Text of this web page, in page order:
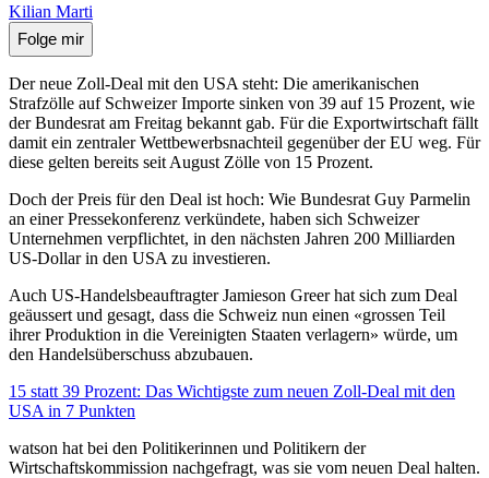
Kilian Marti
Folge mir
Der neue Zoll-Deal mit den USA steht: Die amerikanischen
Strafzölle auf Schweizer Importe sinken von 39 auf 15 Prozent, wie
der Bundesrat am Freitag bekannt gab. Für die Exportwirtschaft fällt
damit ein zentraler Wettbewerbsnachteil gegenüber der EU weg. Für
diese gelten bereits seit August Zölle von 15 Prozent.
Doch der Preis für den Deal ist hoch: Wie Bundesrat Guy Parmelin
an einer Pressekonferenz verkündete, haben sich Schweizer
Unternehmen verpflichtet, in den nächsten Jahren 200 Milliarden
US-Dollar in den USA zu investieren.
Auch US-Handelsbeauftragter Jamieson Greer hat sich zum Deal
geäussert und gesagt, dass die Schweiz nun einen «grossen Teil
ihrer Produktion in die Vereinigten Staaten verlagern» würde, um
den Handelsüberschuss abzubauen.
15 statt 39 Prozent: Das Wichtigste zum neuen Zoll-Deal mit den
USA in 7 Punkten
watson hat bei den Politikerinnen und Politikern der
Wirtschaftskommission nachgefragt, was sie vom neuen Deal halten.